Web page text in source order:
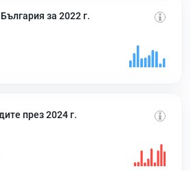
за 2022 г.
през 2024 г.